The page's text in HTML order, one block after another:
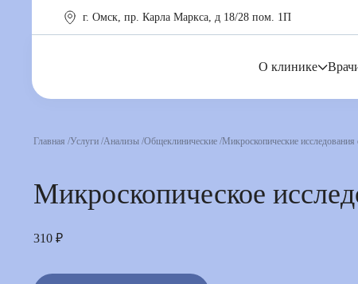
г. Омск, пр. Карла Маркса, д 18/28 пом. 1П
О клинике
Главная Услуги Анализы Общеклинические Микроскопические исследования
Микроскопическое
310 ₽